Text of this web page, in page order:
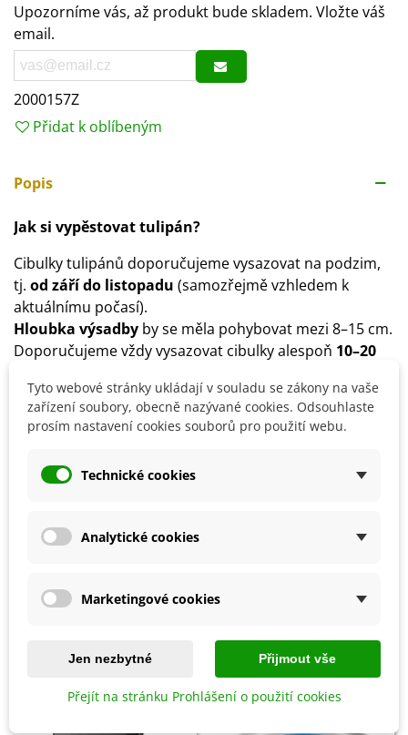
Upozorníme vás, až produkt bude skladem. Vložte váš
email.
2000157Z
Přidat k oblíbeným
Popis
Jak si vypěstovat tulipán?
Cibulky tulipánů doporučujeme vysazovat na podzim,
tj. od září do listopadu (samozřejmě vzhledem k
aktuálnímu počasí).
Hloubka výsadby by se měla pohybovat mezi 8–15 cm.
Doporučujeme vždy vysazovat cibulky alespoň 10–20
Stanovištěpro tulipány zvolíme slunečné či
polostinné.
Substrát
by měl být výživný, s pH 6–7, hlinitopísčitý.
Co dělat s tulipány po odkvětu?
Cibulky očistíme a poté uložíme do místnosti
Tyto webové stránky ukládají v souladu se zákony na vaše
zařízení soubory, obecně nazývané cookies. Odsouhlaste
prosím nastavení cookies souborů pro použití webu.
Technické cookies
Analytické cookies
Marketingové cookies
Jen nezbytné Přijmout vše
Přejít na stránku Prohlášení o použití cookies